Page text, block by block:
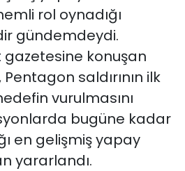
rol oynadığı
gündemdeydi.
gazetesine konuşan
saldırının ilk
vurulmasını
bugüne kadar
en gelişmiş yapay
yararlandı.